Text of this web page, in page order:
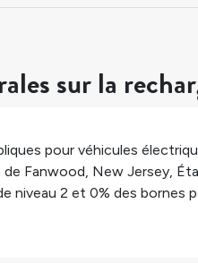
sur la
pour véhicules
de Fanwood, New Jersey,
niveau 2 et 0% des bornes